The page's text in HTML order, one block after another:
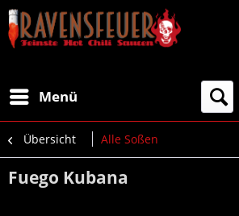
Menü
Übersicht Alle Soßen
Fuego Kubana